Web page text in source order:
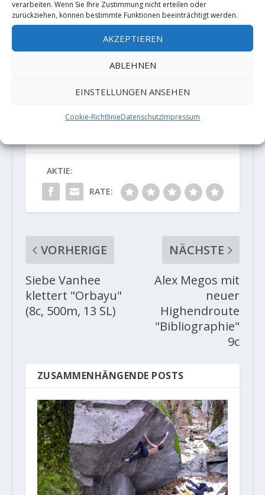
verarbeiten. Wenn Sie Ihre Zustimmung nicht erteilen oder
zurückziehen, können bestimmte Funktionen beeinträchtigt werden.
AKZEPTIEREN
ABLEHNEN
EINSTELLUNGEN ANSEHEN
Cookie-RichtlinieDatenschutzImpressum
AKTIE:
RATE:
VORHERIGE
Siebe Vanhee
klettert "Orbayu"
(8c, 500m, 13 SL)
NÄCHSTE
Alex Megos mit
neuer
Highendroute
"Bibliographie"
9c
ZUSAMMENHÄNGENDE POSTS